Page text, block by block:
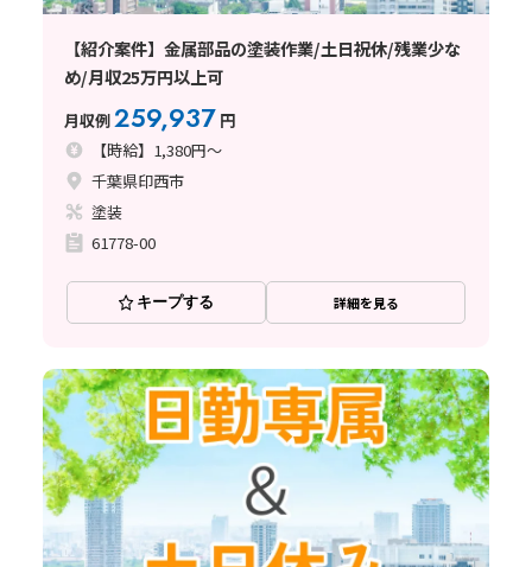
【紹介案件】金属部品の塗装作業/土日祝休/残業少な
め/月収25万円以上可
月収例259,937 円
【時給】1,380円～
千葉県印西市
塗装
61778-00
キープする 詳細を見る